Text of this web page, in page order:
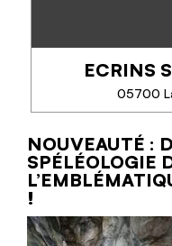
EN
ECRINS
05700
ECRINS
une expérience
spéléologie et du
NOUVEAUTÉ :
SPÉLÉOLOGIE
!